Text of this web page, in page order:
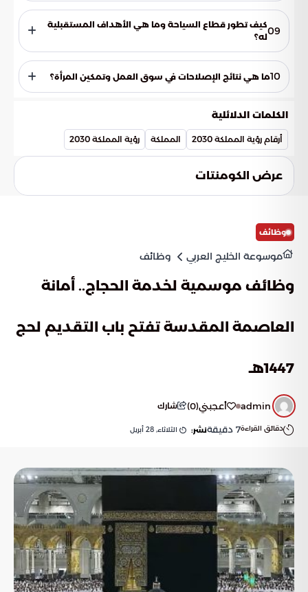
جذب الاستثمارات الأجنبية والمحلية.
ارتفع عدد المصانع في المملكة ليتجاوز 12.9 ألف مصنع
باستثمارات تصل إلى 1.2 تريليون ريال، ونمت الصادرات غير النفطية
لتتخطى 623 مليار ريال. تسعى المملكة لتصبح بوابة لوجستية
الاستراتيجية الحكومية للذكاء الاصطناعي.
09كيف تطور قطاع السياحة وما هي الأهداف المستقبلية
له؟
حقق قطاع السياحة أرقاماً قياسية بوصول عدد السياح إلى 123
مليوناً بنهاية 2025، مما دفع المملكة لرفع هدفها المستقبلي إلى
150 مليون سائح. برزت وجهات مثل العلا والدرعية كأيقونات ثقافية
بفضل التنوع الجغرافي والمناخي.
10ما هي نتائج الإصلاحات في سوق العمل وتمكين المرأة؟
لافتتاح مقراتها الإقليمية، مما خلق فرصاً وظيفية نوعية وعزز من
جاذبية بيئة الأعمال المحلية.
الكلمات الدلائلية
أرقام رؤية المملكة 2030 المملكة رؤية المملكة 2030
عرض الكومنتات
وظائف
موسوعة الخليج العربي وظائف
وظائف موسمية لخدمة الحجاج.. أمانة
العاصمة المقدسة تفتح باب التقديم لحج
1447هـ
admin أعجبني(
0
) شارك
دقائق القراءة7 دقيقةنشر: الثلاثاء, 28 أبريل